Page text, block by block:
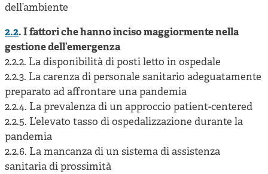
dell’ambiente
2.2. I fattori che hanno inciso maggiormente nella
gestione dell’emergenza
2.2.2. La disponibilità di posti letto in ospedale
2.2.3. La carenza di personale sanitario adeguatamente
preparato ad affrontare una pandemia
2.2.4. La prevalenza di un approccio patient-centered
2.2.5. L’elevato tasso di ospedalizzazione durante la
pandemia
2.2.6. La mancanza di un sistema di assistenza
sanitaria di prossimità